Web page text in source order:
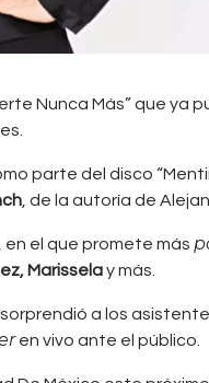
Nunca Más” que ya
parte del disco
, de la autoría de
en el que promete más
Marisselay más.
a los
en vivo ante el público.